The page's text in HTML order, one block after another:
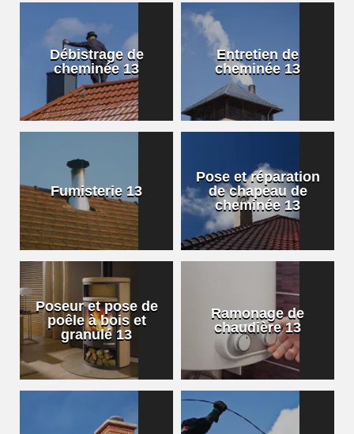
Débistrage de
cheminée 13
Entretien de
cheminée 13
Fumisterie 13
Pose et réparation
de chapeau de
cheminée 13
Poseur et pose de
poêle à bois et
granulé 13
Ramonage de
chaudière 13